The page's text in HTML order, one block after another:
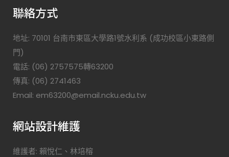
聯絡方式
地址: 70101 台南市東區大學路1號水利系 (成功校區小東路側
門)
電話: (06) 2757575轉63200
傳真: (06) 2741463
Email: em63200@email.ncku.edu.tw
網站設計維護
維護者: 賴悅仁、林培榕